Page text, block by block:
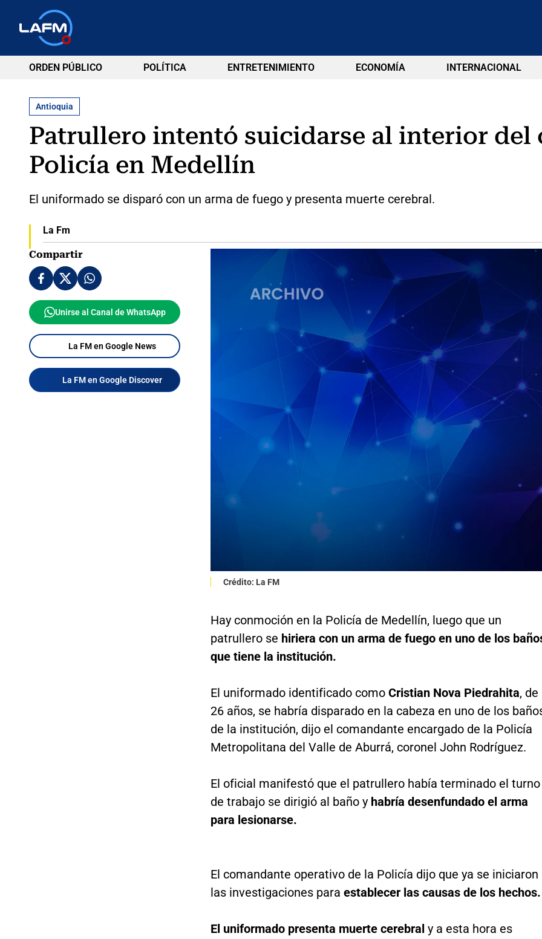
ORDEN PÚBLICO POLÍTICA ENTRETENIMIENTO ECONOMÍA INTERNACIONAL
Antioquia
Patrullero intentó suicidarse al interior del
Policía en Medellín
El uniformado se disparó con un arma de fuego y presenta muerte cerebral.
La Fm
Compartir
Unirse al Canal de WhatsApp
La FM en Google News
La FM en Google Discover
Crédito: La FM
Hay conmoción en la Policía de Medellín, luego que un
patrullero se hiriera con un arma de fuego en uno de los
que tiene la institución.
El uniformado identificado como Cristian Nova Piedrahita, de
26 años, se habría disparado en la cabeza en uno de los
de la institución, dijo el comandante encargado de la Policía
Metropolitana del Valle de Aburrá, coronel John Rodríguez.
El oficial manifestó que el patrullero había terminado el turno
de trabajo se dirigió al baño y habría desenfundado el arma
para lesionarse.
El comandante operativo de la Policía dijo que ya se iniciaron
las investigaciones para establecer las causas de los hechos.
El uniformado presenta muerte cerebral y a esta hora es